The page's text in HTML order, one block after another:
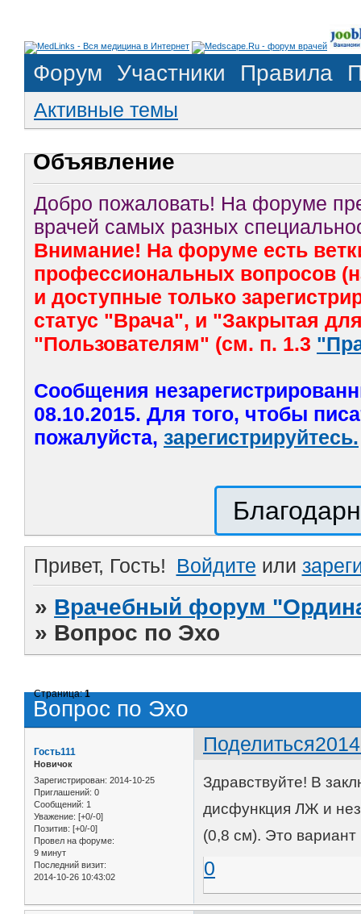
Форум Участники Правила
Активные темы
Объявление
Добро пожаловать! На форуме
врачей самых разных
Внимание! На форуме есть
профессиональных вопросов
и доступные только
статус "Врача", и "Закрытая
"Пользователям" (см. п. 1.3
Сообщения
08.10.2015. Для того, чтобы
пожалуйста, зарегистрируйтесь.
Привет, Гость! Войдите или
» Врачебный форум
» Вопрос по Эхо
Вопрос по Эхо
Страница:1
Поделиться
Гость111
Новичок
Зарегистрирован: 2014-10-25
Приглашений: 0
Сообщений: 1
Уважение: [+0/-0]
Позитив: [+0/-0]
Провел на форуме:
9 минут
Последний визит:
2014-10-26 10:43:02
Здравствуйте! В
дисфункция ЛЖ и
(0,8 см). Это
0